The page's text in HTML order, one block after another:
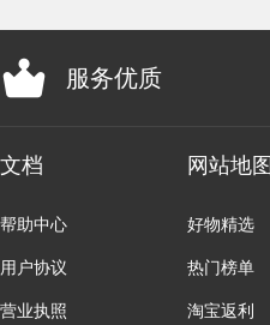
服务优质
文档
帮助中心
用户协议
营业执照
网站地图
好物精选
热门榜单
淘宝返利